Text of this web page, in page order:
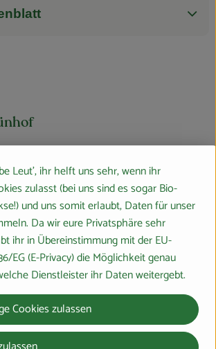
steht für genussvolle Bio-Feinkost und –
langjährige Feinkost-Erfahrung im Bio-
Zuverlässigkeit, Lieferfähigkeit und
Leut', ihr helft uns sehr, wenn ihr
zulasst (bei uns sind es sogar Bio-
und uns somit erlaubt, Daten für unser
Da wir eure Privatsphäre sehr
ihr in Übereinstimmung mit der EU-
EG (E-Privacy) die Möglichkeit genau
Dienstleister ihr Daten weitergebt.
Cookies zulassen